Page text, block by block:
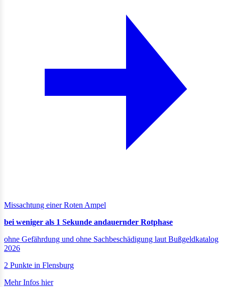
Missachtung einer Roten Ampel
bei weniger als 1 Sekunde andauernder Rotphase
ohne Gefährdung und ohne Sachbeschädigung laut Bußgeldkatalog
2026
2 Punkte in Flensburg
Mehr Infos hier